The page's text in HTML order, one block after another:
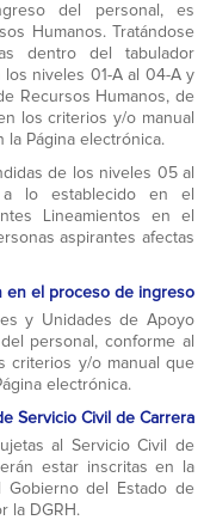
del personal, es
Humanos. Tratándose
dentro del tabulador
niveles 01-A al 04-A y
Recursos Humanos, de
los criterios y/o manual
la Página electrónica.
de los niveles 05 al
lo establecido en el
Lineamientos en el
aspirantes afectas
en el proceso de ingreso
y Unidades de Apoyo
personal, conforme al
criterios y/o manual que
electrónica.
Servicio Civil de Carrera
al Servicio Civil de
estar inscritas en la
Gobierno del Estado de
la DGRH.